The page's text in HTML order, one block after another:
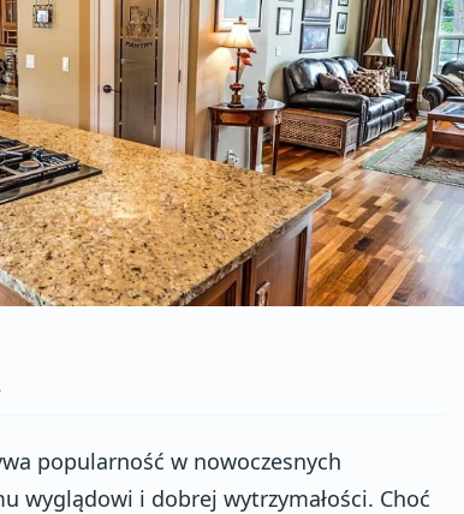
popularność w nowoczesnych
wyglądowi i dobrej wytrzymałości. Choć